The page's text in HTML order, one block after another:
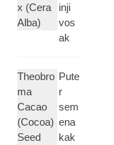
x (Cera
Alba)
inji
vos
ak
Theobro
ma
Cacao
(Cocoa)
Seed
Pute
r
sem
ena
kak